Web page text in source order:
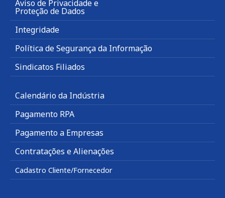
Aviso de Privacidade e
Proteção de Dados
Integridade
Política de Segurança da Informação
Sindicatos Filiados
Calendário da Indústria
Pagamento RPA
Pagamento a Empresas
Contratações e Alienações
Cadastro Cliente/Fornecedor